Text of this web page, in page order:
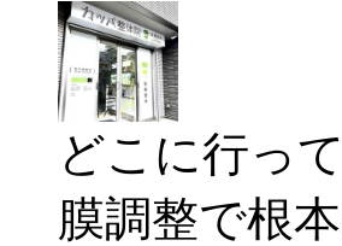
どこに行っ
膜調整で根